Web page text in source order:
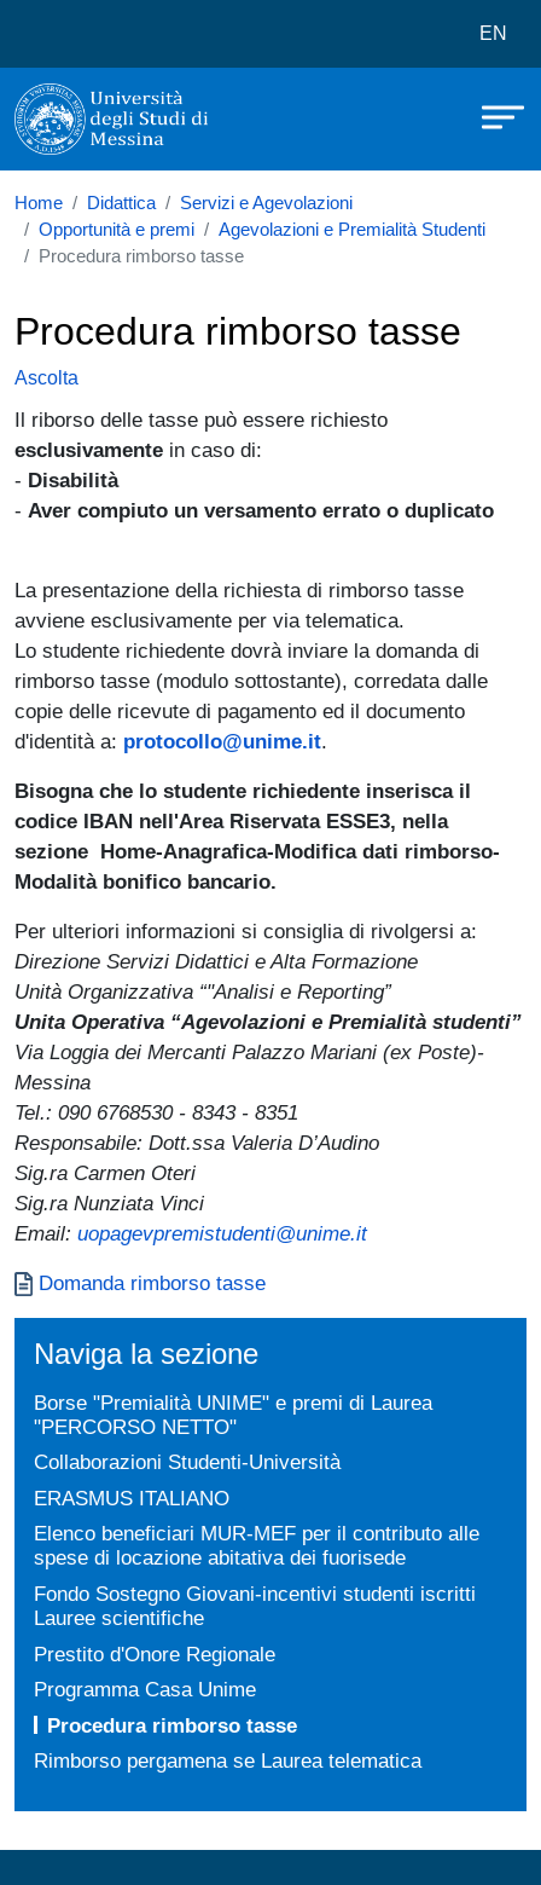
Università degli Studi di Messina
EN
Home Didattica
Servizi e Agevolazioni
Opportunità e premi
Agevolazioni e Premialità Studenti
Procedura rimborso tasse
Procedura rimborso tasse
Ascolta
Il riborso delle tasse può essere richiesto
esclusivamente in caso di:
- Disabilità
- Aver compiuto un versamento errato o duplicato
La presentazione della richiesta di rimborso tasse
avviene esclusivamente per via telematica.
Lo studente richiedente dovrà inviare la domanda di
rimborso tasse (modulo sottostante), corredata dalle
copie delle ricevute di pagamento ed il documento
d'identità a: protocollo@unime.it.
Bisogna che lo studente richiedente inserisca il
codice IBAN nell'Area Riservata ESSE3, nella
sezione Home-Anagrafica-Modifica dati rimborso-
Modalità bonifico bancario.
Per ulteriori informazioni si consiglia di rivolgersi a:
Direzione Servizi Didattici e Alta Formazione
Unità Organizzativa “"Analisi e Reporting”
Unita Operativa “Agevolazioni e Premialità studenti”
Via Loggia dei Mercanti Palazzo Mariani (ex Poste)-
Messina
Tel.: 090 6768530 - 8343 - 8351
Responsabile: Dott.ssa Valeria D’Audino
Sig.ra Carmen Oteri
Sig.ra Nunziata Vinci
Email: uopagevpremistudenti@unime.it
Document
Domanda rimborso tasse
Naviga la sezione
Borse "Premialità UNIME" e premi di Laurea
"PERCORSO NETTO"
Collaborazioni Studenti-Università
ERASMUS ITALIANO
Elenco beneficiari MUR-MEF per il contributo alle
spese di locazione abitativa dei fuorisede
Fondo Sostegno Giovani-incentivi studenti iscritti
Lauree scientifiche
Prestito d'Onore Regionale
Programma Casa Unime
Procedura rimborso tasse
Rimborso pergamena se Laurea telematica